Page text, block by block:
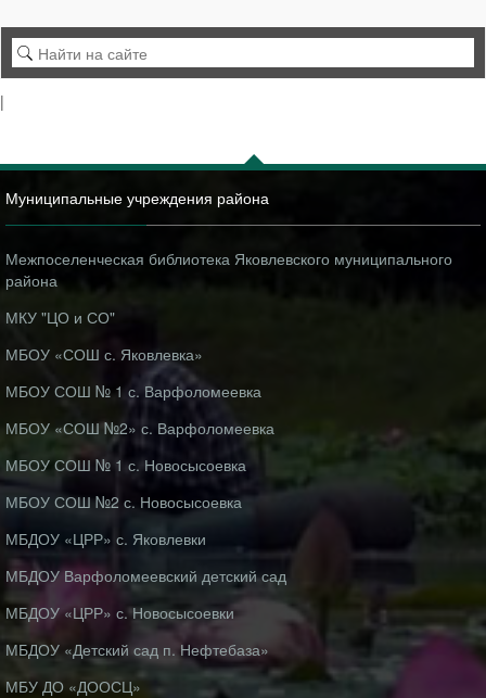
|
Муниципальные учреждения района
Межпоселенческая библиотека Яковлевского муниципального
района
МКУ "ЦО и СО"
МБОУ «СОШ с. Яковлевка»
МБОУ СОШ № 1 с. Варфоломеевка
МБОУ «СОШ №2» с. Варфоломеевка
МБОУ СОШ № 1 с. Новосысоевка
МБОУ СОШ №2 с. Новосысоевка
МБДОУ «ЦРР» с. Яковлевки
МБДОУ Варфоломеевский детский сад
МБДОУ «ЦРР» с. Новосысоевки
МБДОУ «Детский сад п. Нефтебаза»
МБУ ДО «ДООСЦ»